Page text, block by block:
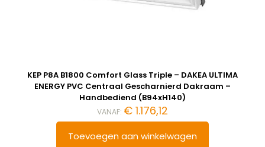
KEP P8A B1800 Comfort Glass Triple – DAKEA ULTIMA
ENERGY PVC Centraal Gescharnierd Dakraam –
Handbediend (B94xH140)
VANAF: € 1.176,12
Toevoegen aan winkelwagen